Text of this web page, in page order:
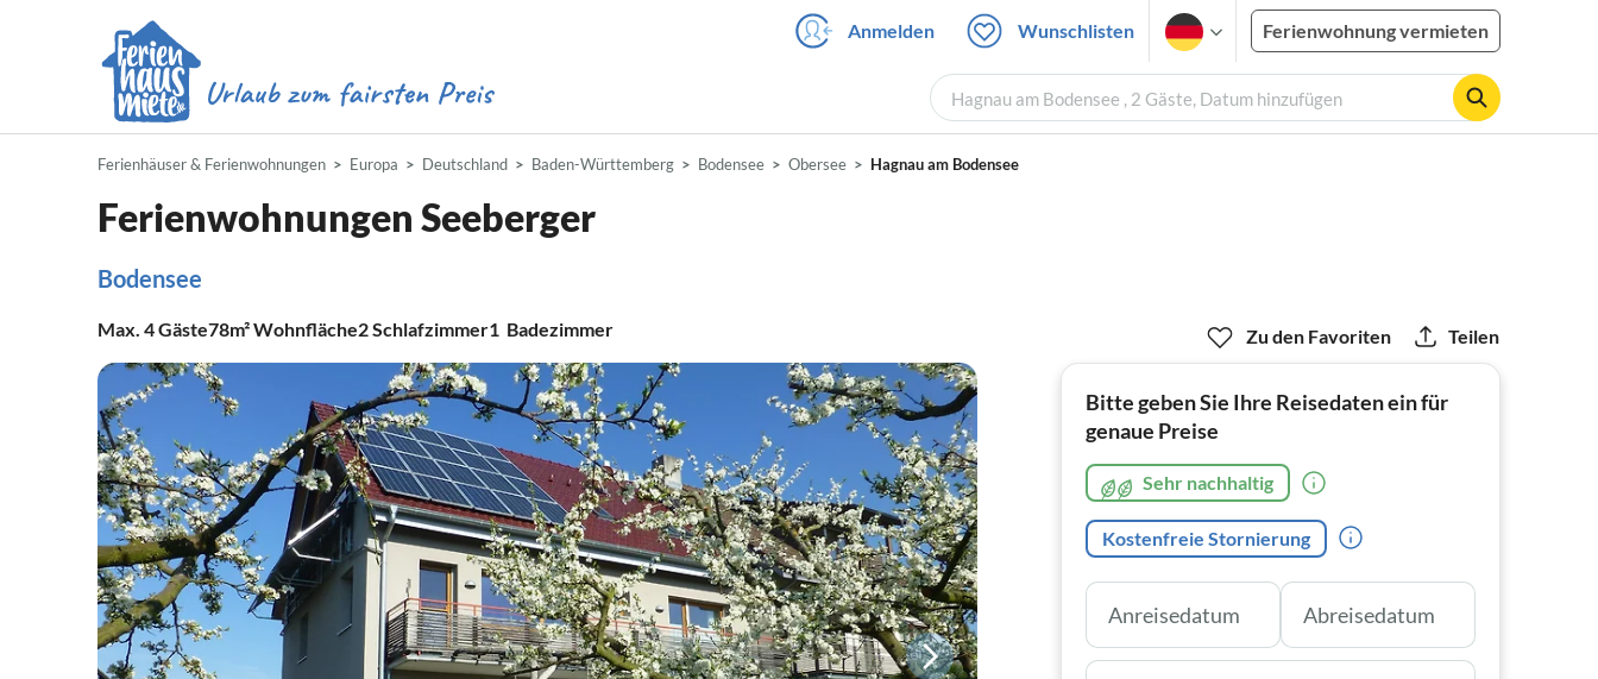
Anmelden Wunschlisten Ferienwohnung vermieten
Hagnau am Bodensee , 2 Gäste, Datum hinzufügen
Ferienhäuser & Ferienwohnungen Europa Deutschland Baden-Württemberg Bodensee Obersee Hagnau am Bodensee
Ferienwohnungen Seeberger
Bodensee
Max. 4Gäste78m²Wohnfläche2Schlafzimmer1 Badezimmer Zu den Favoriten Teilen
Bitte geben Sie Ihre Reisedaten ein für
genaue Preise
Sehr nachhaltig
Kostenfreie Stornierung